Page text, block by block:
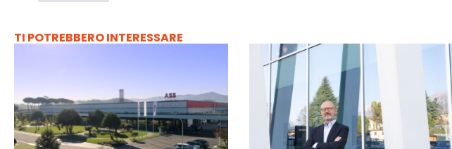
TI POTREBBERO INTERESSARE